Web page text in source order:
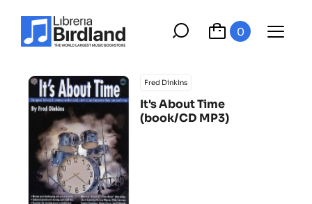
0
Fred Dinkins
It's About Time
(book/CD MP3)